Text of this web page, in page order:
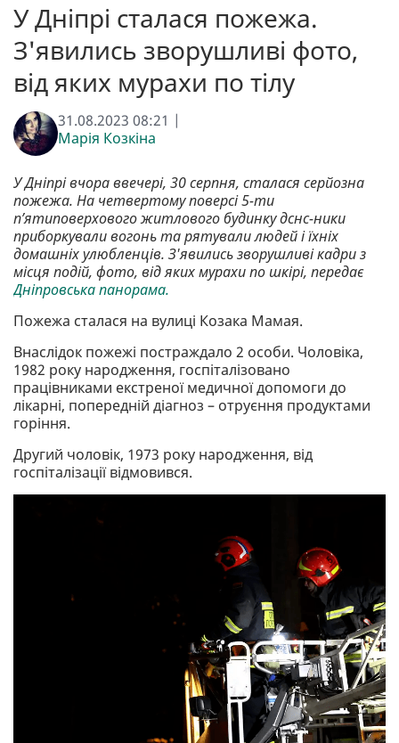
У Дніпрі сталася пожежа.
З'явились зворушливі фото,
від яких мурахи по тілу
31.08.2023 08:21 |
Марія Козкіна
У Дніпрі вчора ввечері, 30 серпня, сталася серйозна
пожежа. На четвертому поверсі 5-ти
п’ятиповерхового житлового будинку дснс-ники
приборкували вогонь та рятували людей і їхніх
домашніх улюбленців. З'явились зворушливі кадри з
місця подій, фото, від яких мурахи по шкірі, передає
Дніпровська панорама.
Пожежа сталася на вулиці Козака Мамая.
Внаслідок пожежі постраждало 2 особи. Чоловіка,
1982 року народження, госпіталізовано
працівниками екстреної медичної допомоги до
лікарні, попередній діагноз – отруєння продуктами
горіння.
Другий чоловік, 1973 року народження, від
госпіталізації відмовився.